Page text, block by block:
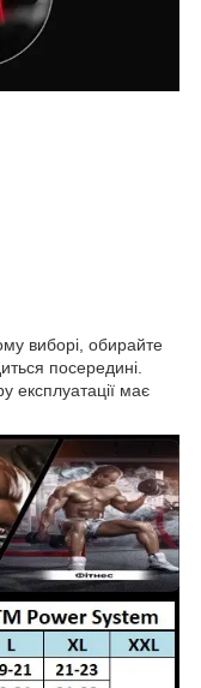
виборі, обирайте
посередині.
експлуатації має